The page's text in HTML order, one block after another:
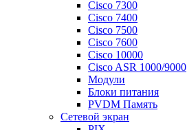
Cisco 7300
Cisco 7400
Cisco 7500
Cisco 7600
Cisco 10000
Cisco ASR 1000/9000
Модули
Блоки питания
PVDM Память
Сетевой экран